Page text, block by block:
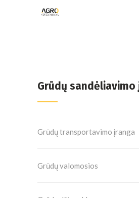
Grūdų sandėliavimo
Grūdų transportavimo įranga
Grūdų valomosios